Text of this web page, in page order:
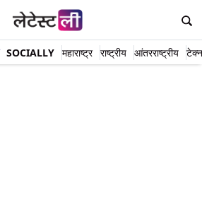
SOCIALLY महाराष्ट्र राष्ट्रीय आंतरराष्ट्रीय